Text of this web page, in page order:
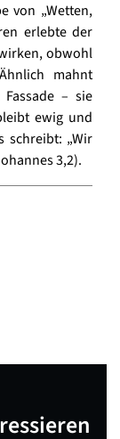
von „Wetten,
erlebte der
obwohl
mahnt
– sie
ewig und
schreibt: „Wir
3,2).